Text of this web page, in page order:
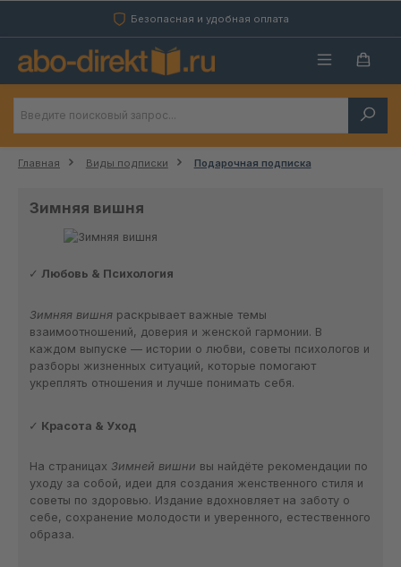
Перейти к основному содержаниюБезопасная и удобная оплата
Главная Виды подписки Подарочная подписка
Зимняя вишня
Любовь & Психология
Зимняя вишняраскрывает важные темы
взаимоотношений, доверия и женской гармонии. В
каждом выпуске — истории о любви, советы психологов и
разборы жизненных ситуаций, которые помогают
укреплять отношения и лучше понимать себя.
Красота & Уход
На страницах Зимней вишни вы найдёте рекомендации по
уходу за собой, идеи для создания женственного стиля и
советы по здоровью. Издание вдохновляет на заботу о
себе, сохранение молодости и уверенного, естественного
образа.